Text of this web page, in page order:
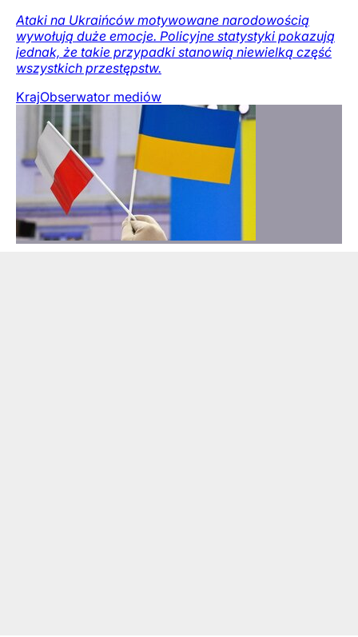
Ataki na Ukraińców motywowane narodowością
wywołują duże emocje. Policyjne statystyki pokazują
jednak, że takie przypadki stanowią niewielką część
wszystkich przestępstw.
KrajObserwator mediów